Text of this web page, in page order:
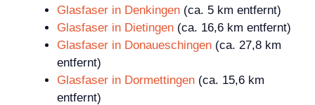
Glasfaser in Denkingen (ca. 5 km entfernt)
Glasfaser in Dietingen (ca. 16,6 km entfernt)
Glasfaser in Donaueschingen (ca. 27,8 km
entfernt)
Glasfaser in Dormettingen (ca. 15,6 km
entfernt)